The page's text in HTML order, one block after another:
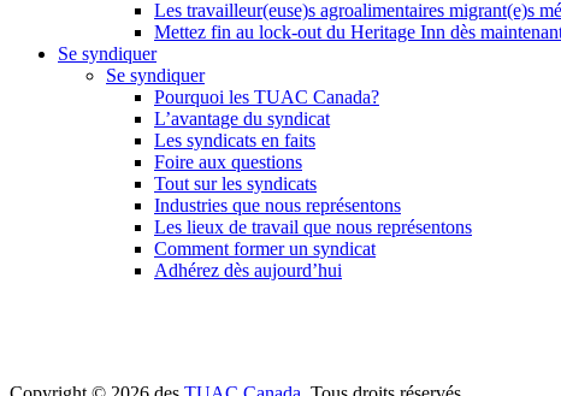
Les travailleur(euse)s agroalimentaires migrant(e)s
Mettez fin au lock-out du Heritage Inn dès
Se syndiquer
Se syndiquer
Pourquoi les TUAC Canada?
L’avantage du syndicat
Les syndicats en faits
Foire aux questions
Tout sur les syndicats
Industries que nous représentons
Les lieux de travail que nous représentons
Comment former un syndicat
Adhérez dès aujourd’hui